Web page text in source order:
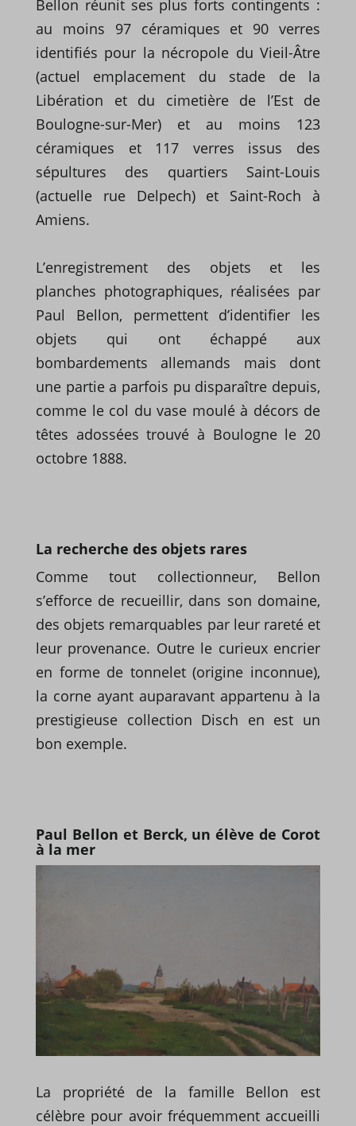
Bellon réunit ses plus forts contingents :
au moins 97 céramiques et 90 verres
identifiés pour la nécropole du Vieil-Âtre
(actuel emplacement du stade de la
Libération et du cimetière de l’Est de
Boulogne-sur-Mer) et au moins 123
céramiques et 117 verres issus des
sépultures des quartiers Saint-Louis
(actuelle rue Delpech) et Saint-Roch à
Amiens.
L’enregistrement des objets et les
planches photographiques, réalisées par
Paul Bellon, permettent d’identifier les
objets qui ont échappé aux
bombardements allemands mais dont
une partie a parfois pu disparaître depuis,
comme le col du vase moulé à décors de
têtes adossées trouvé à Boulogne le 20
octobre 1888.
La recherche des objets rares
Comme tout collectionneur, Bellon
s’efforce de recueillir, dans son domaine,
des objets remarquables par leur rareté et
leur provenance. Outre le curieux encrier
en forme de tonnelet (origine inconnue),
la corne ayant auparavant appartenu à la
prestigieuse collection Disch en est un
bon exemple.
Paul Bellon et Berck, un élève de Corot
à la mer
La propriété de la famille Bellon est
célèbre pour avoir fréquemment accueilli